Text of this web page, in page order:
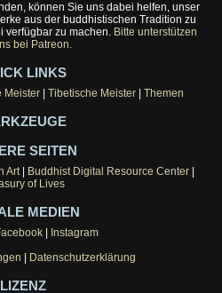
können Sie uns dabei helfen, unser
aus der buddhistischen Tradition zu
verfügbar zu machen. Bitte unterstützen
bei Patreon.
LINKS
Meister| Tibetische Meister| Themen
SEITEN
Art| Buddhist Digital Resource Center|
of Lives
MEDIEN
|
Instagram
Datenschutzerklärung
LIZENZ